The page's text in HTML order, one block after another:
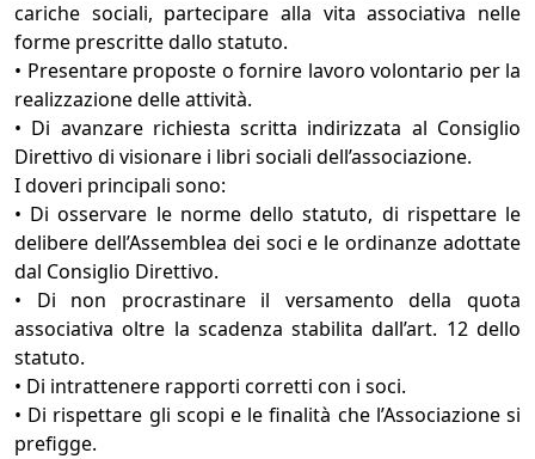
cariche sociali, partecipare alla vita associativa nelle
forme prescritte dallo statuto.
• Presentare proposte o fornire lavoro volontario per la
realizzazione delle attività.
• Di avanzare richiesta scritta indirizzata al Consiglio
Direttivo di visionare i libri sociali dell’associazione.
I doveri principali sono:
• Di osservare le norme dello statuto, di rispettare le
delibere dell’Assemblea dei soci e le ordinanze adottate
dal Consiglio Direttivo.
• Di non procrastinare il versamento della quota
associativa oltre la scadenza stabilita dall’art. 12 dello
statuto.
• Di intrattenere rapporti corretti con i soci.
• Di rispettare gli scopi e le finalità che l’Associazione si
prefigge.